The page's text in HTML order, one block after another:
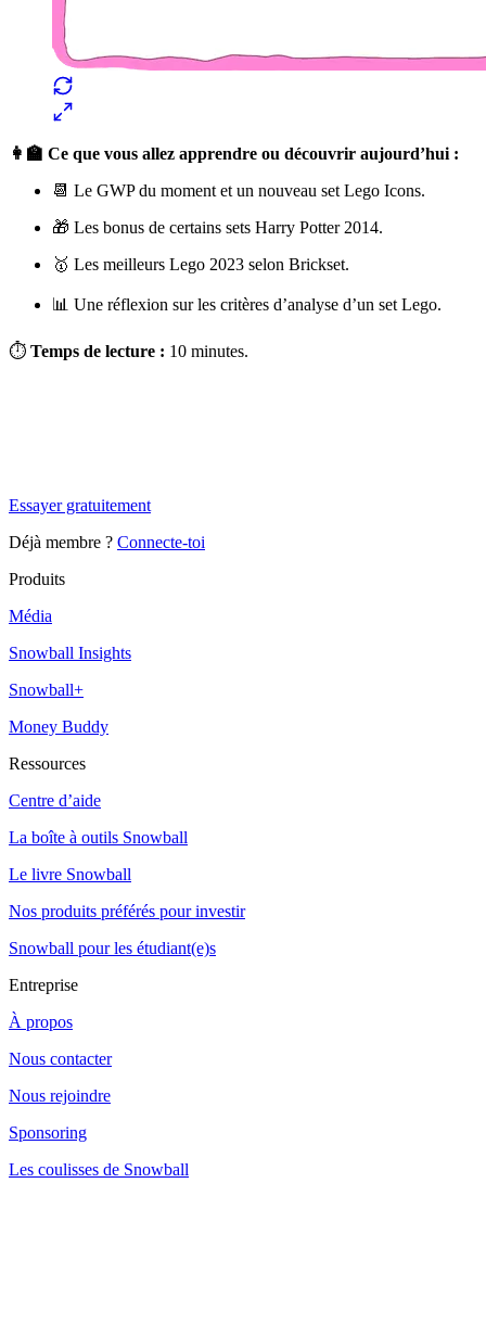
👩‍🏫 Ce que vous allez apprendre ou découvrir aujourd’hui :
📆 Le GWP du moment et un nouveau set Lego Icons.
🎁 Les bonus de certains sets Harry Potter 2014.
🥇 Les meilleurs Lego 2023 selon Brickset.
📊 Une réflexion sur les critères d’analyse d’un set Lego.
⏱ Temps de lecture : 10 minutes.
Essayer gratuitement
Déjà membre ? Connecte-toi
Produits
Média
Snowball Insights
Snowball+
Money Buddy
Ressources
Centre d’aide
La boîte à outils Snowball
Le livre Snowball
Nos produits préférés pour investir
Snowball pour les étudiant(e)s
Entreprise
À propos
Nous contacter
Nous rejoindre
Sponsoring
Les coulisses de Snowball